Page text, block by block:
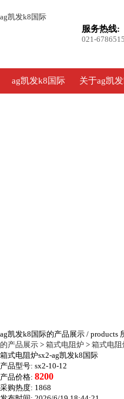
ag凯发k8国际
服务热线:
021-
ag凯发k8国际 关于ag凯
ag凯发k8国际的产品展示 / products
的产品展示 > 箱式电阻炉 > 箱式电阻
箱式电阻炉sx2-ag凯发k8国际
产品型号: sx2-10-12
产品价格: 8200
采购热度: 1868